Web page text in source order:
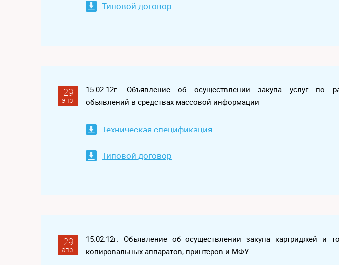
Типовой договор
29
апр.
15.02.12г. Объявление об осуществлении закупа услуг по
объявлений в средствах массовой информации
Техническая спецификация
Типовой договор
29
апр.
15.02.12г. Объявление об осуществлении закупа картриджей и
копировальных аппаратов, принтеров и МФУ